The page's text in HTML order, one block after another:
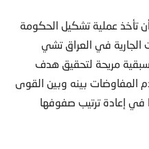
تأخذ عملية تشكيل الحكومة
الجارية في العراق تشي
مريحة لتحقيق هدف
بينه وبين القوى
في إعادة ترتيب صفوفها